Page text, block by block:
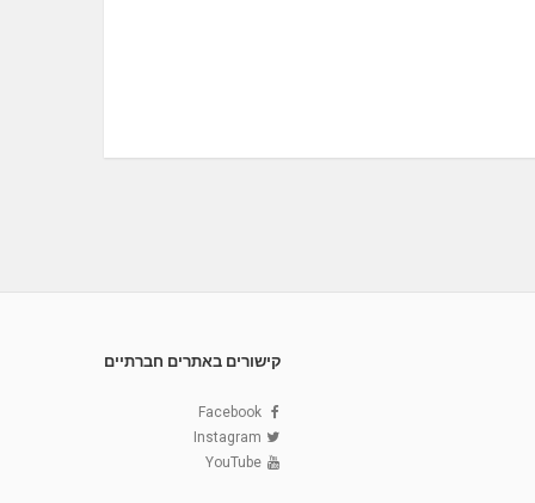
קישורים באתרים חברתיים
Facebook
Instagram
YouTube